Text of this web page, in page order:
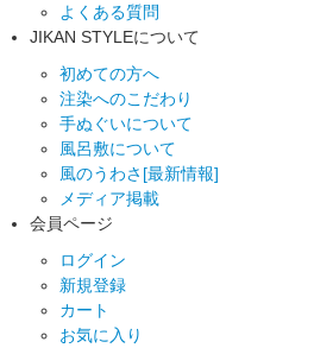
よくある質問
JIKAN STYLEについて
初めての方へ
注染へのこだわり
手ぬぐいについて
風呂敷について
風のうわさ[最新情報]
メディア掲載
会員ページ
ログイン
新規登録
カート
お気に入り